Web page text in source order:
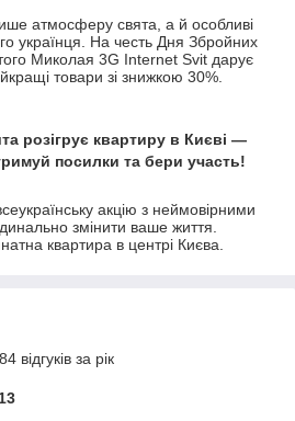
атмосферу свята, а й особливі
українця. На честь Дня Збройних
Миколая 3G Internet Svit дарує
товари зі знижкою 30%.
розігрує квартиру в Києві —
посилки та бери участь!
акцію з неймовірними
змінити ваше життя.
квартира в центрі Києва.
відгуків за рік